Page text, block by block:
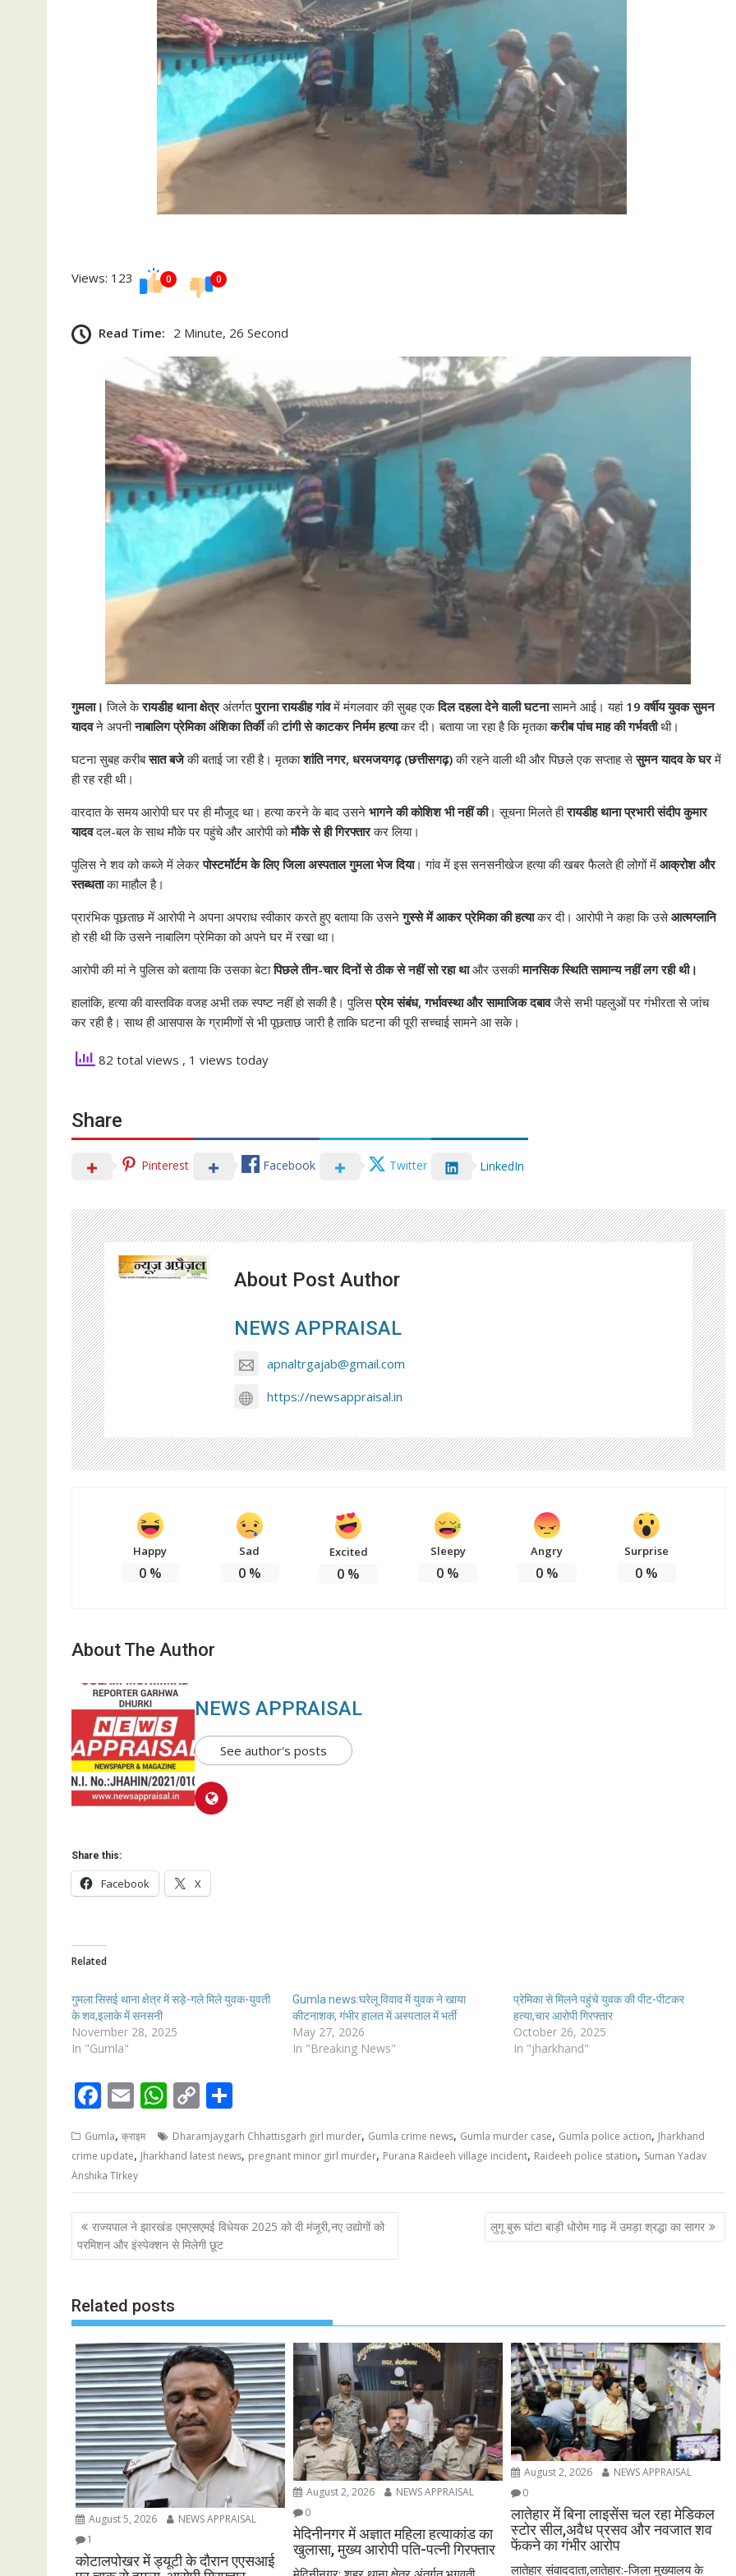
Views: 123 0 0
Read Time: 2 Minute, 26 Second
गुमला। जिले केरायडीह थाना क्षेत्रअंतर्गतपुराना रायडीह गांवमें मंगलवार की सुबह एकदिल दहला देने वाली घटनासामने आई। यहां 19 वर्षीय युवक सुमन
यादवने अपनीनाबालिग प्रेमिका अंशिका तिर्कीकीटांगी से काटकर निर्मम हत्याकर दी। बताया जा रहा है कि मृतकाकरीब पांच माह की गर्भवतीथी।
घटना सुबह करीबसात बजेकी बताई जा रही है। मृतकाशांति नगर, धरमजयगढ़ (छत्तीसगढ़)की रहने वाली थी और पिछले एक सप्ताह सेसुमन यादव के घरमें
ही रह रही थी।
वारदात के समय आरोपी घर पर ही मौजूद था। हत्या करने के बाद उसने भागने की कोशिश भी नहीं की। सूचना मिलते हीरायडीह थाना प्रभारी संदीप कुमार
यादवदल-बल के साथ मौके पर पहुंचे और आरोपी कोमौके से ही गिरफ्तारकर लिया।
पुलिस ने शव को कब्जे में लेकरपोस्टमॉर्टम के लिए जिला अस्पताल गुमला भेज दिया। गांव में इस सनसनीखेज हत्या की खबर फैलते ही लोगों में आक्रोश और
स्तब्धताका माहौल है।
प्रारंभिक पूछताछ में आरोपी ने अपना अपराध स्वीकार करते हुए बताया कि उसनेगुस्से में आकर प्रेमिका की हत्याकर दी। आरोपी ने कहा कि उसेआत्मग्लानि
हो रही थी कि उसने नाबालिग प्रेमिका को अपने घर में रखा था।
आरोपी की मां ने पुलिस को बताया कि उसका बेटापिछले तीन-चार दिनों से ठीक से नहीं सो रहा थाऔर उसकीमानसिक स्थिति सामान्य नहीं लग रही थी।
हालांकि, हत्या की वास्तविक वजह अभी तक स्पष्ट नहीं हो सकी है। पुलिसप्रेम संबंध, गर्भावस्था और सामाजिक दबावजैसे सभी पहलुओं पर गंभीरता से जांच
कर रही है। साथ ही आसपास के ग्रामीणों से भी पूछताछ जारी है ताकि घटना की पूरी सच्चाई सामने आ सके।
82 total views , 1 views today
Share
Pinterest Facebook Twitter LinkedIn
About Post Author
NEWS APPRAISAL
apnaltrgajab@gmail.com
https://newsappraisal.in
Happy
0%
Sad
0%
Excited
0 %
Sleepy
0 %
Angry
0%
Surprise
0%
About The Author
NEWS APPRAISAL
See author's posts
Share this:
Facebook X
Related
गुमला:सिसई थाना क्षेत्र में सड़े-गले मिले युवक-युवती
के शव,इलाके में सनसनी
November 28, 2025
In "Gumla"
Gumla news:घरेलू विवाद में युवक ने खाया
कीटनाशक, गंभीर हालत में अस्पताल में भर्ती
May 27, 2026
In "Breaking News"
प्रेमिका से मिलने पहुंचे युवक की पीट-पीटकर
हत्या,चार आरोपी गिरफ्तार
October 26, 2025
In "jharkhand"
F
e
b
o
o
k
E
ai
l
W
at
A
p
p
C
p
Li
n
k
ar
Gumla, क्राइम Dharamjaygarh Chhattisgarh girl murder, Gumla crime news, Gumla murder case, Gumla police action, Jharkhand
crime update, Jharkhand latest news, pregnant minor girl murder, Purana Raideeh village incident, Raideeh police station, Suman Yadav
Anshika TIrkey
Post
navigation
राज्यपाल ने झारखंड एमएसएमई विधेयक 2025 को दी मंजूरी,नए उद्योगों को
परमिशन और इंस्पेक्शन से मिलेगी छूट
लुगू बुरू घांटा बाड़ी धोरोम गाढ़ में उमड़ा श्रद्धा का सागर
Related posts
August 5, 2026
NEWS APPRAISAL
1
कोटालपोखर में ड्यूटी के दौरान एएसआई
August 2, 2026
NEWS APPRAISAL
0
मेदिनीनगर में अज्ञात महिला हत्याकांड का
खुलासा, मुख्य आरोपी पति-पत्नी गिरफ्तार
August 2, 2026
NEWS APPRAISAL
0
लातेहार में बिना लाइसेंस चल रहा मेडिकल
स्टोर सील,अवैध प्रसव और नवजात शव
फेंकने का गंभीर आरोप
लातेहार संवाददाता,लातेहार:-जिला मुख्यालय के